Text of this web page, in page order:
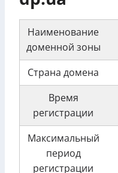
Наименование
доменной зоны
Страна домена
Время
регистрации
Максимальный
период
регистрации